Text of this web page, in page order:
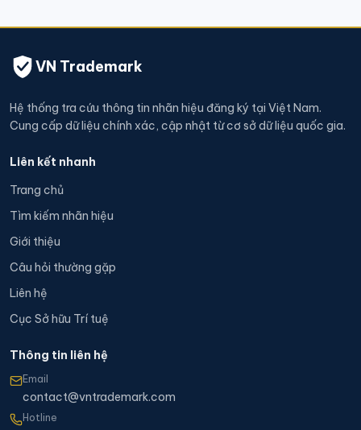
VN Trademark
Hệ thống tra cứu thông tin nhãn hiệu đăng ký tại Việt Nam.
Cung cấp dữ liệu chính xác, cập nhật từ cơ sở dữ liệu quốc gia.
Liên kết nhanh
Trang chủ
Tìm kiếm nhãn hiệu
Giới thiệu
Câu hỏi thường gặp
Liên hệ
Cục Sở hữu Trí tuệ
Thông tin liên hệ
Email
contact@vntrademark.com
Hotline